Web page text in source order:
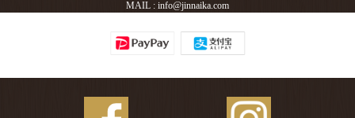
MAIL : info@jinnaika.com